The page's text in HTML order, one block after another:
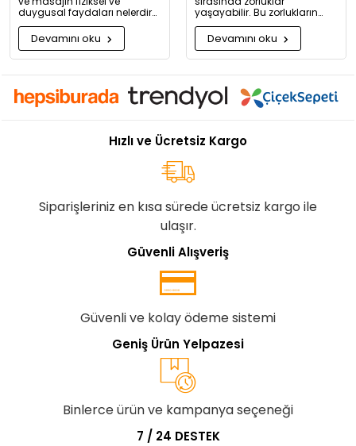
duygusal faydaları nelerdir?
Neden bugüne kadar masaj
yapmadığınıza pişman
olacaksınız!
Devamını oku
yaşayabilir. Bu zorlukların
başında meme ucu yaraları
ve emzirme sırasında
hissedilen acı gelir.
Devamını oku
Hızlı ve Ücretsiz Kargo
Siparişleriniz en kısa sürede ücretsiz kargo ile
ulaşır.
Güvenli Alışveriş
Güvenli ve kolay ödeme sistemi
Geniş Ürün Yelpazesi
Binlerce ürün ve kampanya seçeneği
7 / 24 DESTEK